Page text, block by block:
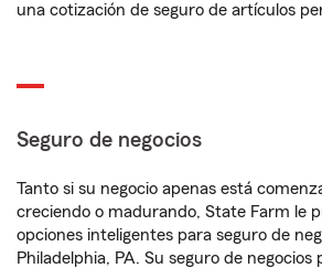
una cotización de seguro de artículos
Seguro de negocios
Tanto si su negocio apenas está
creciendo o madurando, State Farm le
opciones inteligentes para seguro de
Philadelphia, PA. Su seguro de negocios